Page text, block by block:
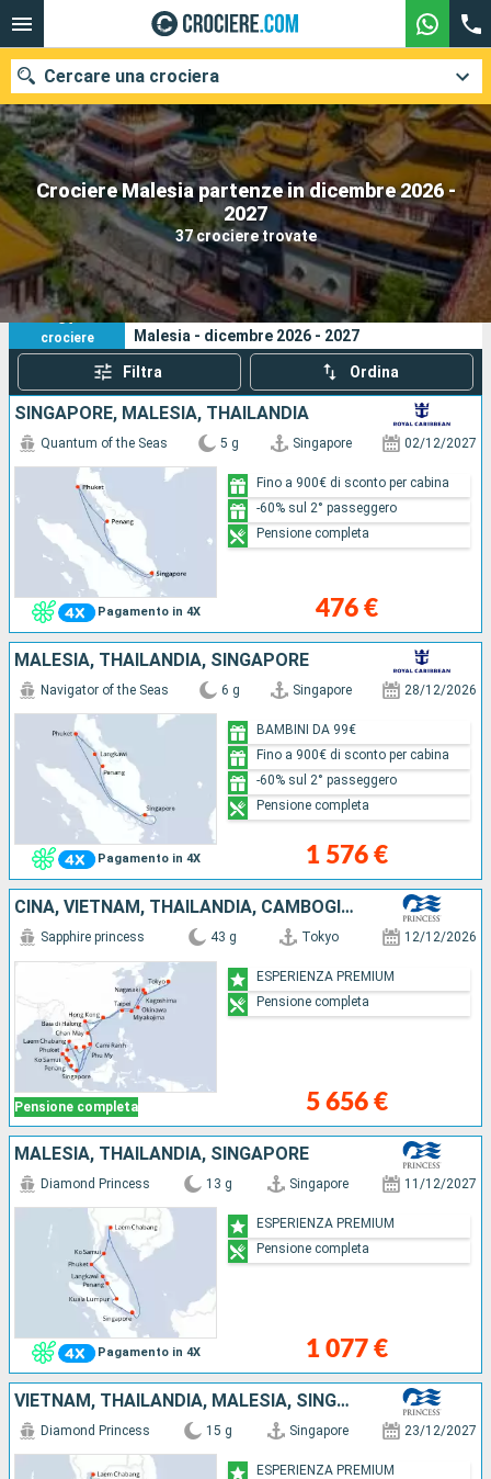
Crociere Malesia partenze in dicembre 2026 -
2027
37 crociere trovate
Cercare una crociera
Le nostre destinazioni
Mesi di partenza
Porti Compagnie
Ricerca
37
crociere
I tuoi criteri di ricerca:
Malesia - dicembre 2026 - 2027
Filtra Ordina
SINGAPORE, MALESIA, THAILANDIA
Pagamento in 4X
Quantum of the Seas 5 g Singapore 02/12/2027
476 €
Fino a 900€ di sconto per cabina
-60% sul 2° passeggero
Pensione completa
MALESIA, THAILANDIA, SINGAPORE
Pagamento in 4X
Navigator of the Seas 6 g Singapore 28/12/2026
1 576 €
BAMBINI DA 99€
Fino a 900€ di sconto per cabina
-60% sul 2° passeggero
Pensione completa
CINA, VIETNAM, THAILANDIA, CAMBOGIA, MALESIA, SINGAPORE, TAIWAN, GIAPPONE
Pensione completa
Sapphire princess 43 g Tokyo 12/12/2026
5 656 €
ESPERIENZA PREMIUM
Pensione completa
MALESIA, THAILANDIA, SINGAPORE
Pagamento in 4X
Diamond Princess 13 g Singapore 11/12/2027
1 077 €
ESPERIENZA PREMIUM
Pensione completa
VIETNAM, THAILANDIA, MALESIA, SINGAPORE
Diamond Princess 15 g Singapore 23/12/2027
ESPERIENZA PREMIUM